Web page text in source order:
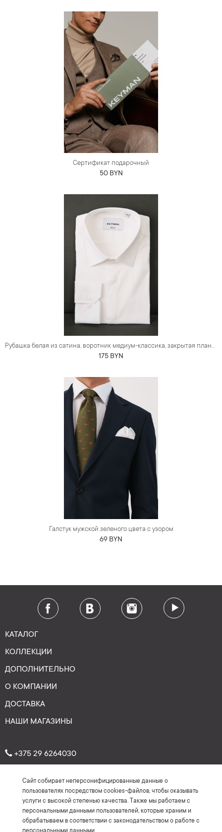
Сертификат подарочный
50 BYN
Рубашка белая из сатина, воротник медиум-классика, закрытая планка
175 BYN
Галстук мужской зеленого цвета с узором
69 BYN
КАТАЛОГ
КОЛЛЕКЦИИ
ДОПОЛНИТЕЛЬНО
О КОМПАНИИ
ДОСТАВКА
НАШИ МАГАЗИНЫ
+375 29 6264030
Рейтинг: 4.7 ★ ★★ ★★
(На основе более 150 отзывов)
Сайт собирает неперсонифицированные данные о
пользователях посредством cookies-файлов, чтобы оказывать
услуги с высокой степенью качества. Также мы работаем с
персональными данными пользователей, которые храним и
обрабатываем в соответствии с законодательством о работе с